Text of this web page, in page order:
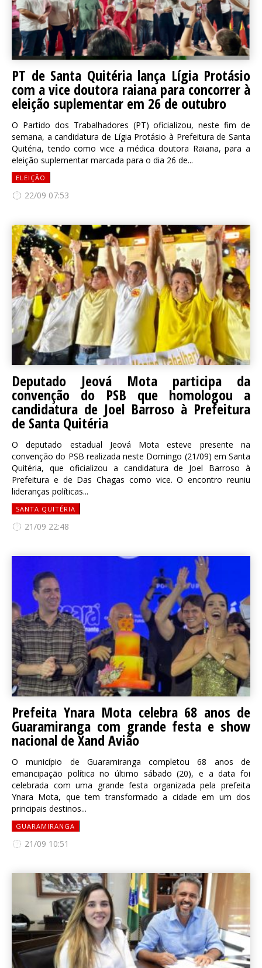
PT de Santa Quitéria lança Lígia Protásio
com a vice doutora raiana para concorrer à
eleição suplementar em 26 de outubro
O Partido dos Trabalhadores (PT) oficializou, neste fim de
semana, a candidatura de Lígia Protásio à Prefeitura de Santa
Quitéria, tendo como vice a médica doutora Raiana, para a
eleição suplementar marcada para o dia 26 de...
ELEIÇÃO
22/09 07:53
Deputado Jeová Mota participa da
convenção do PSB que homologou a
candidatura de Joel Barroso à Prefeitura
de Santa Quitéria
O deputado estadual Jeová Mota esteve presente na
convenção do PSB realizada neste Domingo (21/09) em Santa
Quitéria, que oficializou a candidatura de Joel Barroso à
Prefeitura e de Das Chagas como vice. O encontro reuniu
lideranças políticas...
SANTA QUITÉRIA
21/09 22:48
Prefeita Ynara Mota celebra 68 anos de
Guaramiranga com grande festa e show
nacional de Xand Avião
O município de Guaramiranga completou 68 anos de
emancipação política no último sábado (20), e a data foi
celebrada com uma grande festa organizada pela prefeita
Ynara Mota, que tem transformado a cidade em um dos
principais destinos...
GUARAMIRANGA
21/09 10:51